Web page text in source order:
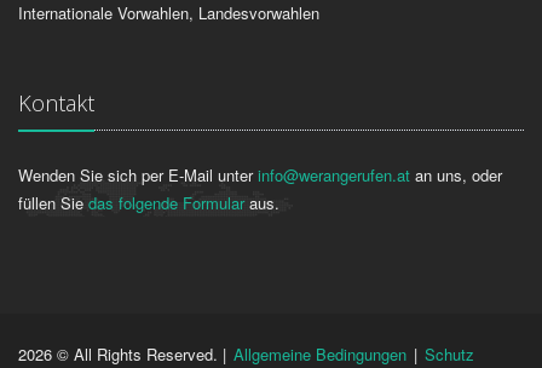
Internationale Vorwahlen, Landesvorwahlen
Kontakt
Wenden Sie sich per E-Mail unterinfo@werangerufen.at an uns, oder
füllen Sie das folgende Formularaus.
2026 © All Rights Reserved. | Allgemeine Bedingungen | Schutz